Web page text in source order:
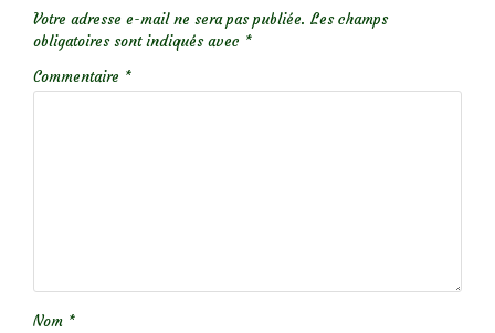
Votre adresse e-mail ne sera pas publiée. Les champs
obligatoires sont indiqués avec *
Commentaire *
Nom *